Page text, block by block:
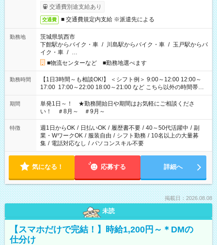
交通費別途支給あり
交通費 ■ 交通費規定内支給 ※派遣先による
勤務地
茨城県筑西市
下館駅からバイク・車 / 川島駅からバイク・車 / 玉戸駅からバ
イク・車 / …
■物流センターなど ■勤務地選べます
勤務時間
【1日3時間～も相談OK!】 ＜シフト例＞ 9:00～12:00 12:00～
17:00 17:00～22:00 18:00～21:00 など こちら以外の時間帯も
お気軽にご相談ください！
期間
単発1日～！ ★勤務開始日や期間はお気軽にご相談くださ
い！ ＃8月～ ＃9月～
特徴 週1日からOK / 日払いOK / 履歴書不要 / 40～50代活躍中 / 副
業・WワークOK / 服装自由 / シフト勤務 / 10名以上の大量募
集 / 電話対応なし / パソコンスキル不要
気になる！ 応募する 詳細へ
掲載日：2026.08.08
未読
【スマホだけで完結！】時給1,200円～＊DMの
仕分け